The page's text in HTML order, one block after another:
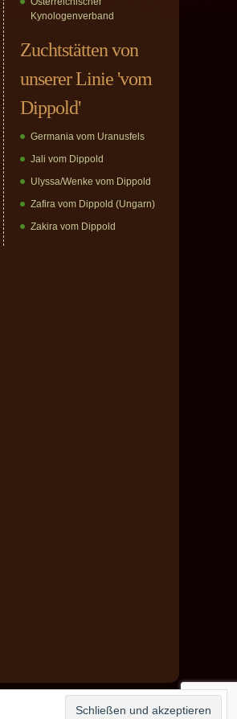
Kynologenverband
Zuchtstätten von
unserer Linie 'vom
Dippold'
Germania vom Uranusfels
Jali vom Dippold
Ulyssa/Wenke vom Dippold
Zafira vom Dippold (Ungarn)
Zakira vom Dippold